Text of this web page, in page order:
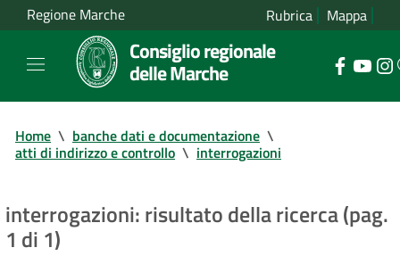
Regione Marche Rubrica Mappa
Consiglio regionale
delle Marche
Home \ banche dati e documentazione \
atti di indirizzo e controllo \ interrogazioni
interrogazioni: risultato della ricerca (pag.
1 di 1)